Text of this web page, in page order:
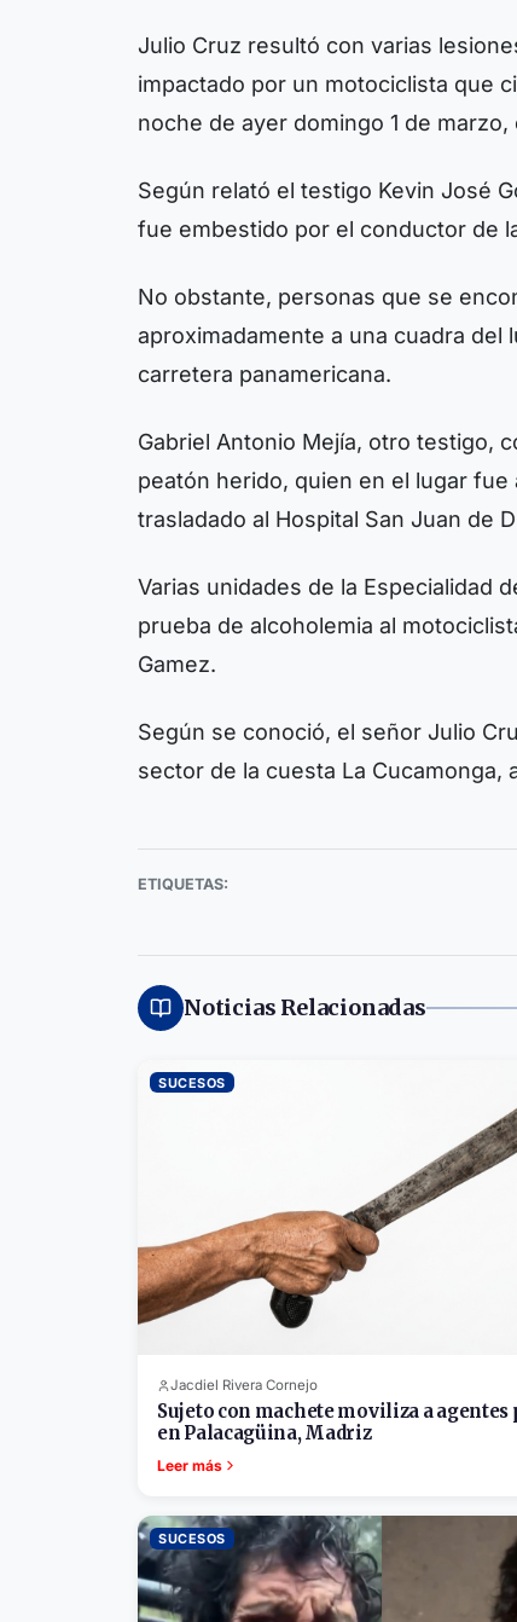
Julio Cruz resultó con varias
impactado por un motociclista que
noche de ayer domingo 1 de marzo,
Según relató el testigo Kevin José
fue embestido por el conductor de
No obstante, personas que se
aproximadamente a una cuadra del
carretera panamericana.
Gabriel Antonio Mejía, otro testigo,
peatón herido, quien en el lugar
trasladado al Hospital San Juan de
Varias unidades de la Especialidad
prueba de alcoholemia al
Gamez.
Según se conoció, el señor Julio
sector de la cuesta La
ETIQUETAS:
Noticias Relacionadas
SUCESOS
Jacdiel Rivera Cornejo
Sujeto con machete moviliza a
en Palacagüina, Madriz
Leer más
SUCESOS